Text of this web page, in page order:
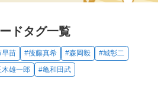
ドタグ一覧
早苗 #後藤真希 #森岡毅
#城彰二
木雄一郎 #亀和田武